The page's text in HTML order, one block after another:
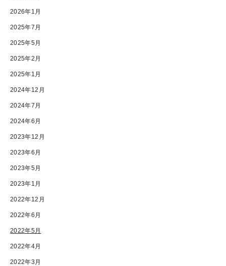
2026年1月
2025年7月
2025年5月
2025年2月
2025年1月
2024年12月
2024年7月
2024年6月
2023年12月
2023年6月
2023年5月
2023年1月
2022年12月
2022年6月
2022年5月
2022年4月
2022年3月